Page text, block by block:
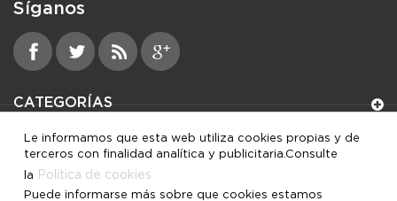
Síganos
CATEGORÍAS
INFORMACIÓN
MI CUENTA
Le informamos que esta web utiliza cookies propias y de
terceros con finalidad analítica y publicitaria.Consulte
la Política de cookies
Puede informarse más sobre que cookies estamos